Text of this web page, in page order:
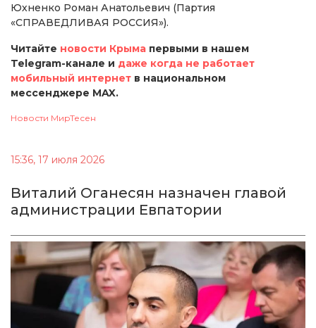
Юхненко Роман Анатольевич (Партия
«СПРАВЕДЛИВАЯ РОССИЯ»).
Читайте новости Крыма первыми в нашем
Telegram-канале и даже когда не работает
мобильный интернет в национальном
мессенджере MAX.
Новости МирТесен
15:36, 17 июля 2026
Виталий Оганесян назначен главой
администрации Евпатории